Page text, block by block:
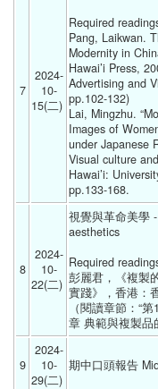
7
2024-
10-
15(二)
Required
Pang, Laikwan.
Modernity in
Hawai’i Press,
Advertising and
pp.102-132)
Lai, Mingzhu.
Images of
under Japanese
Visual culture
Hawai’i:
pp.133-168.
8
2024-
10-
22(二)
視覺與革命美學
aesthetics
Required
彭麗君，《複製
實踐》，香港：
（閱讀章節：“
章 典範與複製品
9
2024-
10-
29(二)
期中口頭報告